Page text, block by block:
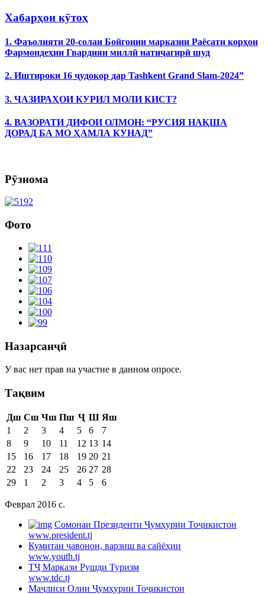
Хабарҳои кӯтоҳ
1. Фаъолияти 20-солаи Бойгонии марказии Раёсати корҳои
Фармондеҳии Гвардияи миллӣ натиҷагирӣ шуд
2. Иштироки 16 ҷудокор дар Tashkent Grand Slam-2024”
3. ҶАЗИРАҲОИ КУРИЛ МОЛИ КИСТ?
4. ВАЗОРАТИ ДИФОИ ОЛМОН: “РУСИЯ НАҚША
ДОРАД БА МО ҲАМЛА КУНАД”
Рӯзнома
Фото
Назарсанҷӣ
У вас нет прав на участие в данном опросе.
Тақвим
Дш Сш Чш Пш Ҷ Ш Яш
1
2 3 4 5 6
7
8
9 10 11 12 13 14
15
16 17 18 19 20 21
22
23 24 25 26 27 28
29
1 2 3 4 5 6
Феврал 2016 c.
Cомонаи Президенти Ҷумҳурии Тоҷикистон
www.president.tj
Кумитаи ҷавонон, варзиш ва сайёҳии
www.youth.tj
ТҶ Маркази Рушди Туризм
www.tdc.tj
Маҷлиси Олии Ҷумҳурии Тоҷикистон